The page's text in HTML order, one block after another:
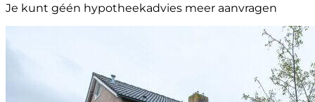
Je kunt géén hypotheekadvies meer aanvragen